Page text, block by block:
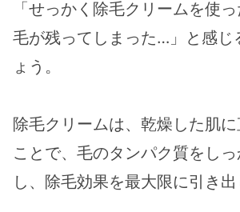
「せっかく除毛クリームを使
毛が残ってしまった…」と感じ
ょう。
除毛クリームは、乾燥した肌
ことで、毛のタンパク質をし
し、除毛効果を最大限に引き出